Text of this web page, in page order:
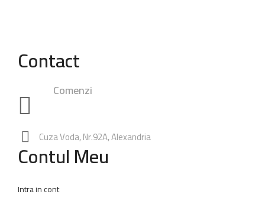
Contact
Comenzi
Cuza Voda, Nr.92A, Alexandria
Contul Meu
Intra in cont